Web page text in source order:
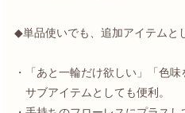
◆単品使いでも、追加アイテムと
・「あと一輪だけ欲しい」「色
サブアイテムとしても便利。